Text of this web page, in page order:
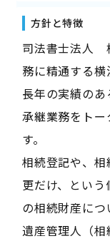
方針と特徴
司法書士法人
務に精通する横
長年の実績の
承継業務をト
す。
相続登記や、
更だけ、とい
の相続財産につ
遺産管理人（